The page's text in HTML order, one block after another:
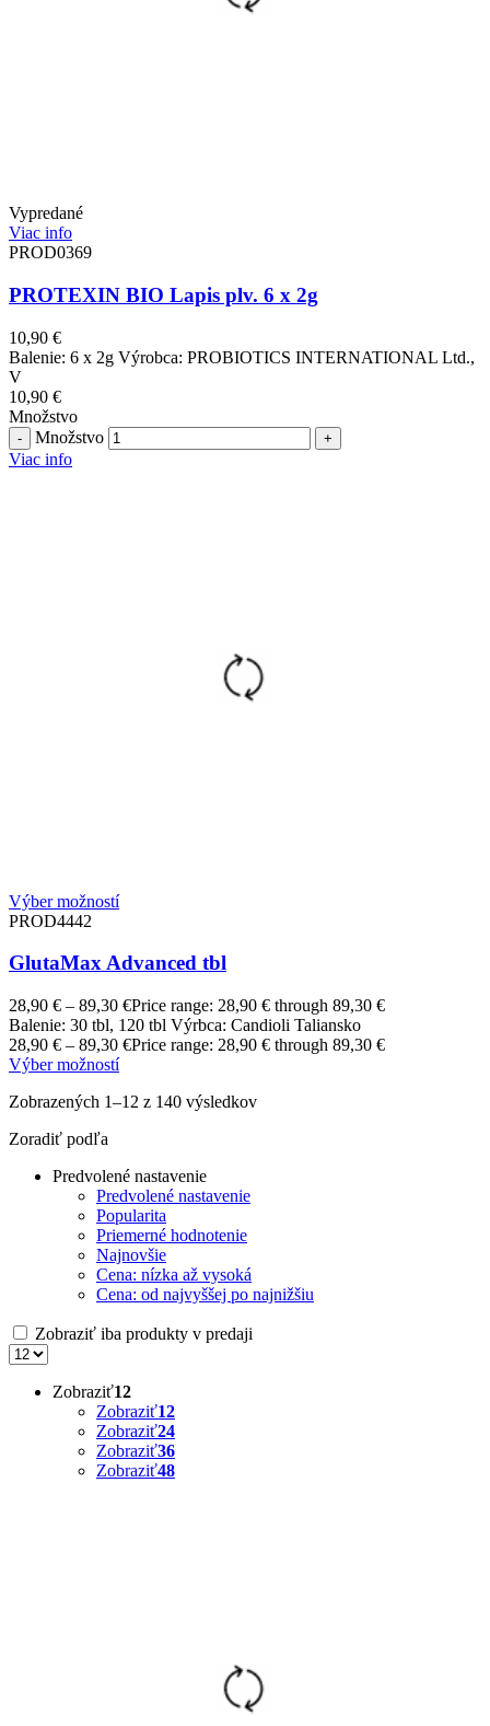
Vypredané
Viac info
PROD0369
PROTEXIN BIO Lapis plv. 6 x 2g
10,90 €
Balenie: 6 x 2g Výrobca: PROBIOTICS INTERNATIONAL Ltd.,
V
10,90 €
Množstvo
Množstvo
Viac info
Výber možností
PROD4442
GlutaMax Advanced tbl
28,90 € – 89,30 €Price range: 28,90 € through 89,30 €
Balenie: 30 tbl, 120 tbl Výrbca: Candioli Taliansko
28,90 € – 89,30 €Price range: 28,90 € through 89,30 €
Výber možností
Zobrazených 1–12 z 140 výsledkov
Zoradiť podľa
Predvolené nastavenie
Predvolené nastavenie
Popularita
Priemerné hodnotenie
Najnovšie
Cena: nízka až vysoká
Cena: od najvyššej po najnižšiu
Zobraziť iba produkty v predaji
Zobraziť12
Zobraziť12
Zobraziť24
Zobraziť36
Zobraziť48